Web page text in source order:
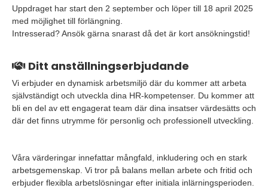
Uppdraget har start den 2 september och löper till 18 april 2025
med möjlighet till förlängning.
Intresserad? Ansök gärna snarast då det är kort ansökningstid!
Ditt anställningserbjudande
Vi erbjuder en dynamisk arbetsmiljö där du kommer att arbeta
självständigt och utveckla dina HR-kompetenser. Du kommer att
bli en del av ett engagerat team där dina insatser värdesätts och
där det finns utrymme för personlig och professionell utveckling.
Våra värderingar innefattar mångfald, inkludering och en stark
arbetsgemenskap. Vi tror på balans mellan arbete och fritid och
erbjuder flexibla arbetslösningar efter initiala inlärningsperioden.